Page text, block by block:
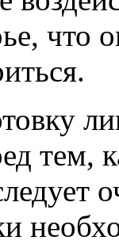
что
тем,